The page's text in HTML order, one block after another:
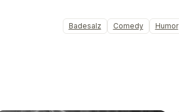
Badesalz Comedy Humor